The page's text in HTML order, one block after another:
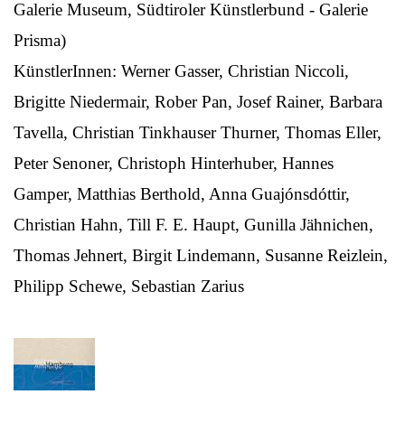
Galerie Museum, Südtiroler Künstlerbund - Galerie
Prisma)
KünstlerInnen: Werner Gasser, Christian Niccoli,
Brigitte Niedermair, Rober Pan, Josef Rainer, Barbara
Tavella, Christian Tinkhauser Thurner, Thomas Eller,
Peter Senoner, Christoph Hinterhuber, Hannes
Gamper, Matthias Berthold, Anna Guajónsdóttir,
Christian Hahn, Till F. E. Haupt, Gunilla Jähnichen,
Thomas Jehnert, Birgit Lindemann, Susanne Reizlein,
Philipp Schewe, Sebastian Zarius